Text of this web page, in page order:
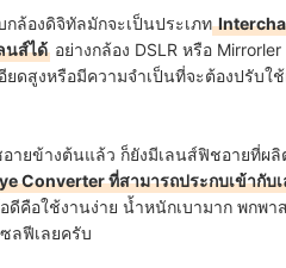
ล้องดิจิทัลมักจะเป็นประเภท
นส์ได้ อย่างกล้อง DSLR หรือ
ยดสูงหรือมีความจำเป็นที่จะต้องปรับใ
ายข้างต้นแล้ว ก็ยังมีเลนส์ฟิชอายที่ผ
Converter ที่สามารถประกบเข้ากับ
คือใช้งานง่าย น้ำหนักเบามาก พกพ
ลฟีเลยครับ